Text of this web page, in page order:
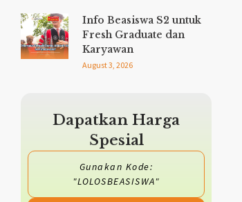
Info Beasiswa S2 untuk
Fresh Graduate dan
Karyawan
August 3, 2026
Dapatkan Harga
Spesial
Gunakan Kode:
"LOLOSBEASISWA"